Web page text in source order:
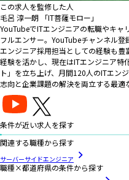
この求人を監修した人
毛呂 淳一朗 「IT菩薩モロー」
YouTubeでITエンジニアの転職やキャ
フルエンサー。YouTubeチャンネル登
エンジニア採用担当としての経験も
経験を活かし、現在はITエンジニア特
ト」を立ち上げ、月間120人のITエン
志向と企業課題の解決を両立する最適
条件が近い求人を探す
関連する職種から探す
サーバーサイドエンジニア
職種×都道府県の条件から探す